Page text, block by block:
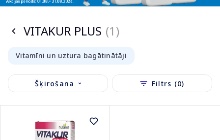
VITAKUR PLUS (1)
Vitamīni un uztura bagātinātāji
Šķirošana Filtrs (0)